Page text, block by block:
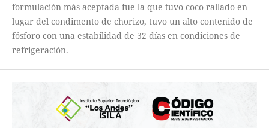
formulación más aceptada fue la que tuvo coco rallado en
lugar del condimento de chorizo, tuvo un alto contenido de
fósforo con una estabilidad de 32 días en condiciones de
refrigeración.